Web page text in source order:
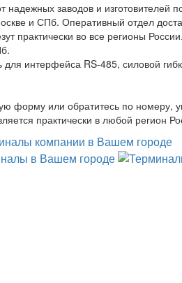
надежных заводов и изготовителей
и СПб. Оперативный отдел
практически во все регионы
интерфейса RS-485, силовой
форму или обратитесь по номеру,
практически в любой регион